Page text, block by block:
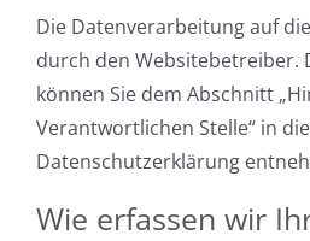
Die Datenverarbeitung auf
durch den Websitebetreiber.
können Sie dem Abschnitt
Verantwortlichen Stelle“ in
Datenschutzerklärung
Wie erfassen wir